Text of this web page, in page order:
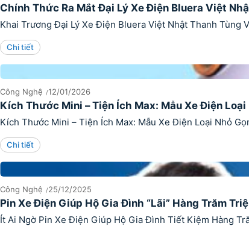
Chính Thức Ra Mắt Đại Lý Xe Điện Bluera Việt
Khai Trương Đại Lý Xe Điện Bluera Việt Nhật Thanh Tùng
Chi tiết
Công Nghệ 12/01/2026
Kích Thước Mini – Tiện Ích Max: Mẫu Xe Điện
Kích Thước Mini – Tiện Ích Max: Mẫu Xe Điện Loại Nhỏ
Chi tiết
Công Nghệ 25/12/2025
Pin Xe Điện Giúp Hộ Gia Đình “Lãi” Hàng Trăm
Ít Ai Ngờ Pin Xe Điện Giúp Hộ Gia Đình Tiết Kiệm Hàng